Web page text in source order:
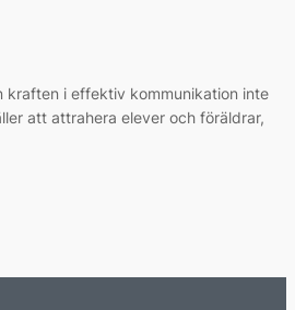
kraften i effektiv kommunikation inte
att attrahera elever och föräldrar,